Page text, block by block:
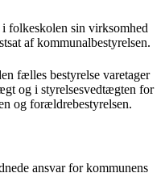
folkeskolen sin virksomhed
af kommunalbestyrelsen.
fælles bestyrelse varetager
og i styrelsesvedtægten for
og forældrebestyrelsen.
ansvar for kommunens